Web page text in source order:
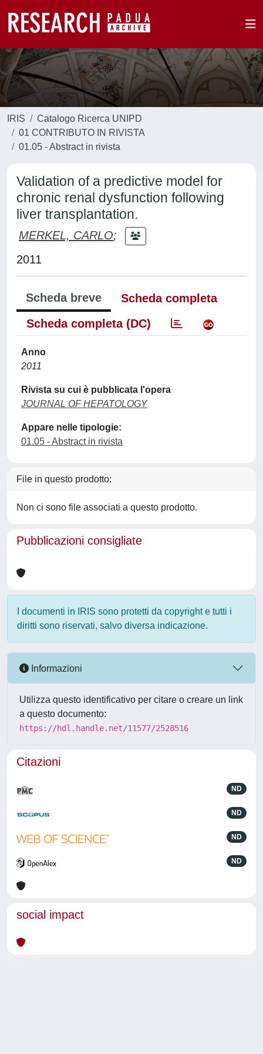
IRIS
Catalogo Ricerca UNIPD
01 CONTRIBUTO IN RIVISTA
01.05 - Abstract in rivista
Validation of a predictive model for
chronic renal dysfunction following
liver transplantation.
MERKEL, CARLO;
2011
Scheda breve
Scheda completa
Scheda completa (DC)
Anno
2011
Rivista su cui è pubblicata l'opera
JOURNAL OF HEPATOLOGY
Appare nelle tipologie:
01.05 - Abstract in rivista
File in questo prodotto:
Non ci sono file associati a questo prodotto.
Pubblicazioni consigliate
I documenti in IRIS sono protetti da copyright e tutti i
diritti sono riservati, salvo diversa indicazione.
Informazioni
Utilizza questo identificativo per citare o creare un link
a questo documento:
https://hdl.handle.net/11577/2528516
Citazioni
ND
ND
ND
ND
social impact